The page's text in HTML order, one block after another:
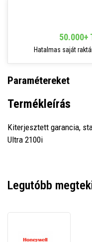
50.000+
Hatalmas saját
Paramétereket
Termékleírás
Kiterjesztett garancia,
Ultra 2100i
Legutóbb